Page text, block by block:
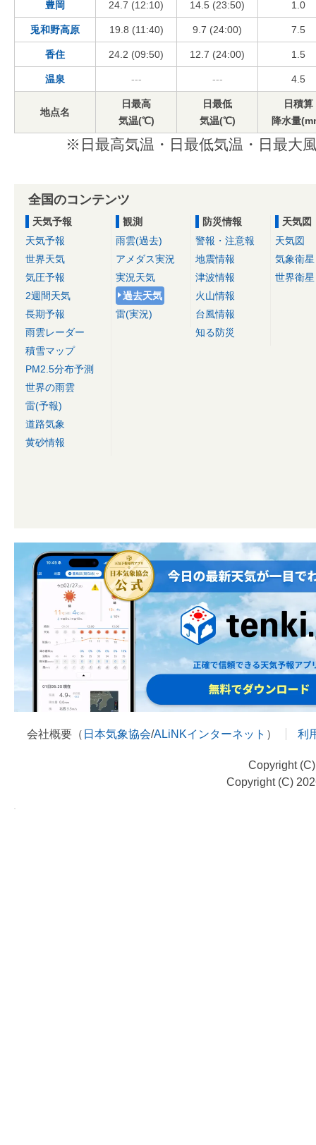
豊岡 24.7 (12:10) 14.5 (23:50) 1.0
兎和野高原 19.8 (11:40) 9.7 (24:00) 7.5
香住 24.2 (09:50) 12.7 (24:00) 1.5
温泉 --- --- 4.5
地点名
日最高
気温(℃)
日最低
気温(℃)
日積算
降水量
※日最高気温・日最低気温・日最大
全国のコンテンツ
天気予報
天気予報
世界天気
気圧予報
2週間天気
長期予報
雨雲レーダー
積雪マップ
PM2.5分布予測
世界の雨雲
雷(予報)
道路気象
黄砂情報
観測
雨雲(過去)
アメダス実況
実況天気
過去天気
雷(実況)
防災情報
警報・注意報
地震情報
津波情報
火山情報
台風情報
知る防災
天気図
天気図
気象衛星
世界衛星
会社概要（ 日本気象協会/ALiNKインターネット ） 利
Copyright
Copyright (C)